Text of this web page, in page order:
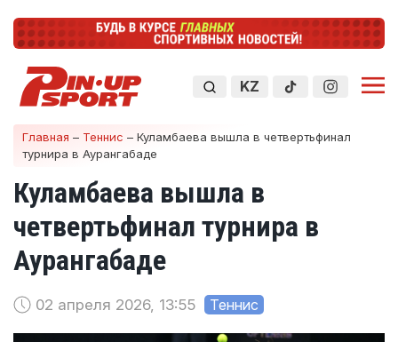
KZ
Главная – Теннис – Куламбаева вышла в четвертьфинал
турнира в Аурангабаде
Куламбаева вышла в
четвертьфинал турнира в
Аурангабаде
02 апреля 2026, 13:55 Теннис